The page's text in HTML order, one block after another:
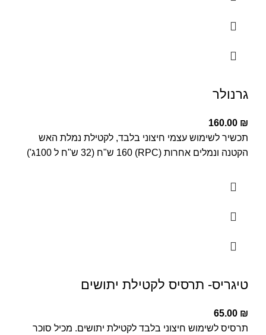
גרנולר
160.00 ₪
תכשיר לשימוש עצמי חיצוני בלבד, לקטילת נמלת האש
הקטנה ונמלים אחרות (RPC) 160 ש"ח (32 ש"ח ל 100ג')
טיגריס- תרסיס לקטילת יתושים
65.00 ₪
תרסיס לשימוש חיצוני בלבד לקטילת יתושים. מכיל סוכר